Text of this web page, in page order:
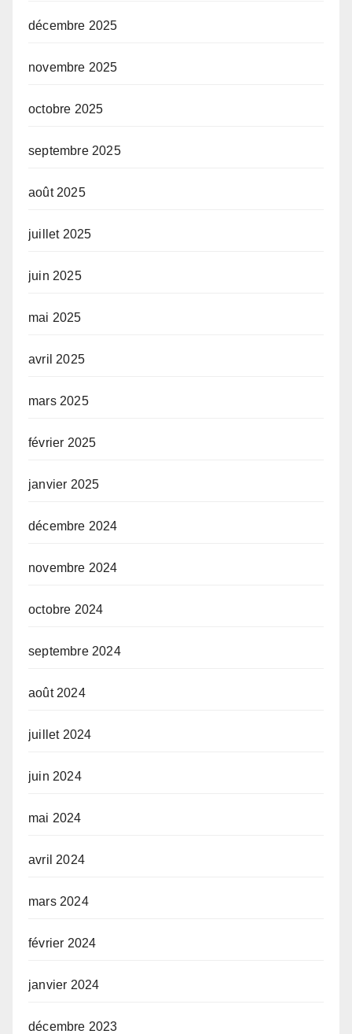
décembre 2025
novembre 2025
octobre 2025
septembre 2025
août 2025
juillet 2025
juin 2025
mai 2025
avril 2025
mars 2025
février 2025
janvier 2025
décembre 2024
novembre 2024
octobre 2024
septembre 2024
août 2024
juillet 2024
juin 2024
mai 2024
avril 2024
mars 2024
février 2024
janvier 2024
décembre 2023